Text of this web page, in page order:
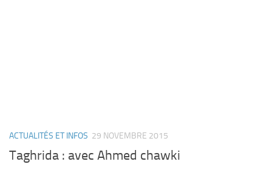
ACTUALITÉS ET INFOS 29 NOVEMBRE 2015
Taghrida : avec Ahmed chawki